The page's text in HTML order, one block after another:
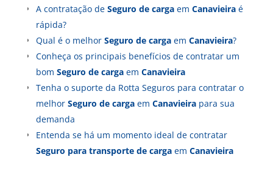
A contratação de Seguro de cargaem Canavieiraé
rápida?
Qual é o melhor Seguro de cargaem Canavieira?
Conheça os principais benefícios de contratar um
bom Seguro de cargaem Canavieira
Tenha o suporte da Rotta Seguros para contratar o
melhor Seguro de cargaem Canavieirapara sua
demanda
Entenda se há um momento ideal de contratar
Seguro para transporte de cargaem Canavieira